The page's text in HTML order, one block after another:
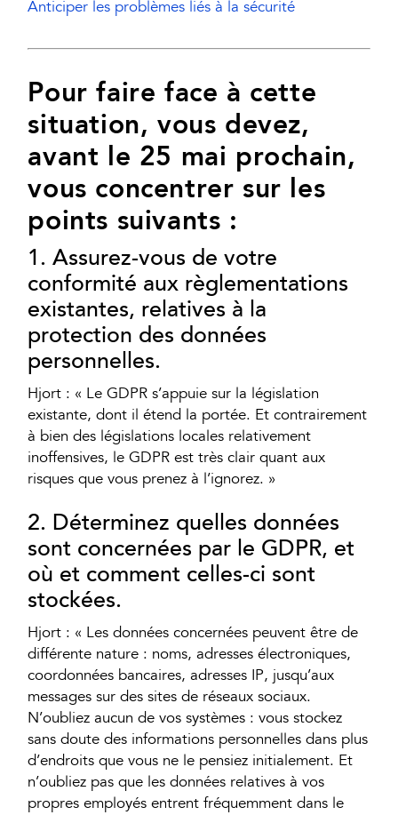
Anticiper les problèmes liés à la sécurité
Pour faire face à cette
situation, vous devez,
avant le 25 mai prochain,
vous concentrer sur les
points suivants :
1. Assurez-vous de votre
conformité aux règlementations
existantes, relatives à la
protection des données
personnelles.
Hjort : « Le GDPR s’appuie sur la législation
existante, dont il étend la portée. Et contrairement
à bien des législations locales relativement
inoffensives, le GDPR est très clair quant aux
risques que vous prenez à l’ignorez. »
2. Déterminez quelles données
sont concernées par le GDPR, et
où et comment celles-ci sont
stockées.
Hjort : « Les données concernées peuvent être de
différente nature : noms, adresses électroniques,
coordonnées bancaires, adresses IP, jusqu’aux
messages sur des sites de réseaux sociaux.
N’oubliez aucun de vos systèmes : vous stockez
sans doute des informations personnelles dans plus
d’endroits que vous ne le pensiez initialement. Et
n’oubliez pas que les données relatives à vos
propres employés entrent fréquemment dans le